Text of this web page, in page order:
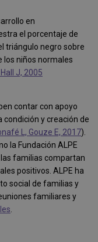
en
el porcentaje de
triángulo negro sobre
los niños normales
J, 2005
contar con apoyo
condición y creación de
L, Gouze E, 2017).
la Fundación ALPE
familias compartan
positivos. ALPE ha
social de familias y
familiares y
.